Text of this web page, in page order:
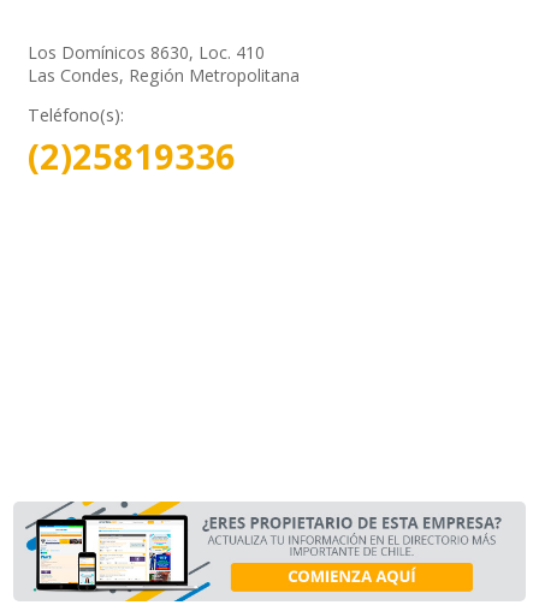
Los Domínicos 8630, Loc. 410
Las Condes, Región Metropolitana
Teléfono(s):
(2)25819336